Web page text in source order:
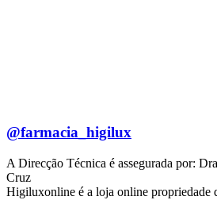
@farmacia_higilux
A Direcção Técnica é assegurada por:
Cruz
Higiluxonline é a loja online propriedade